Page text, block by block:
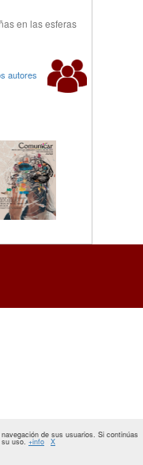
en las esferas
autores
de sus usuarios. Si continúas
uso. +info X